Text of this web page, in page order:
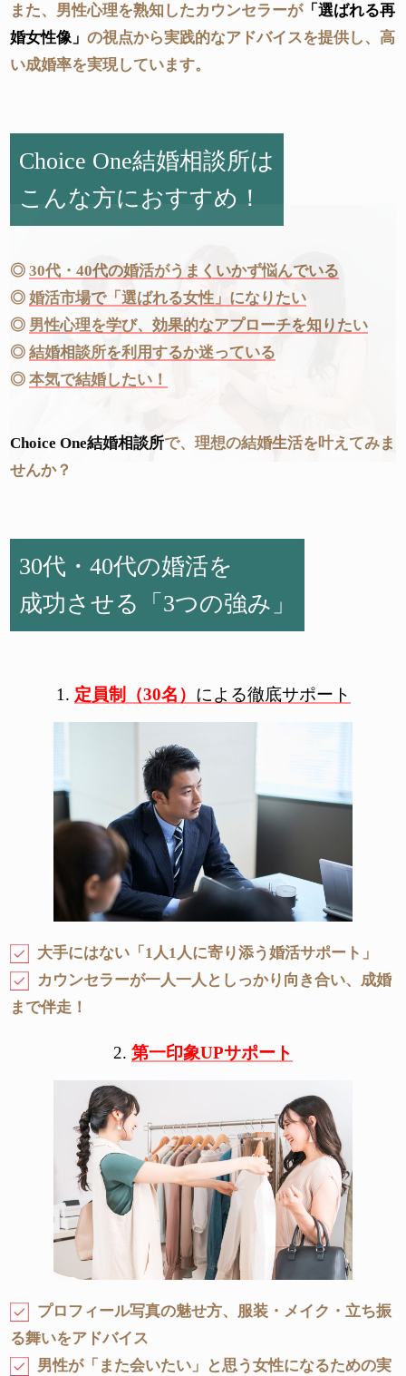
また、男性心理を熟知したカウンセラーが「選ばれる再
婚女性像」の視点から実践的なアドバイスを提供し、高
い成婚率を実現しています。
Choice One結婚相談所は
こんな方におすすめ！
◎30代・40代の婚活がうまくいかず悩んでいる
◎婚活市場で「選ばれる女性」になりたい
◎ 男性心理を学び、効果的なアプローチを知りたい
◎結婚相談所を利用するか迷っている
◎本気で結婚したい！
Choice One結婚相談所で、理想の結婚生活を叶えてみま
せんか？
30代・40代の婚活を
成功させる「3つの強み」
1. 定員制（30名） による徹底サポート
大手にはない「1人1人に寄り添う婚活サポート」
カウンセラーが一人一人としっかり向き合い、成婚
まで伴走！
2. 第一印象UPサポート
プロフィール写真の魅せ方、服装・メイク・立ち振
る舞いをアドバイス
男性が「また会いたい」と思う女性になるための実